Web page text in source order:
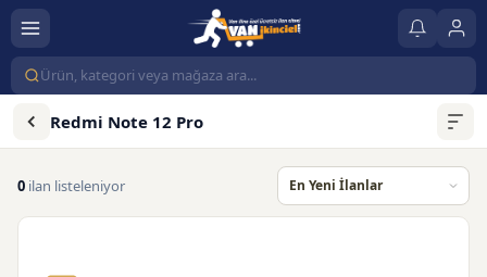
Redmi Note 12 Pro
0 ilan listeleniyor